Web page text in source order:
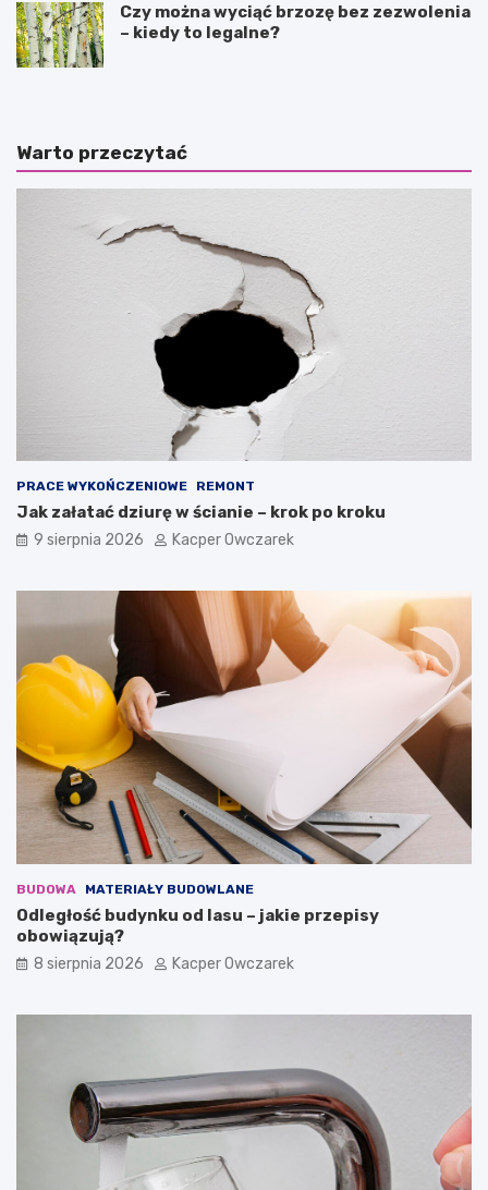
Czy można wyciąć brzozę bez zezwolenia
– kiedy to legalne?
Warto przeczytać
PRACE WYKOŃCZENIOWE REMONT
Jak załatać dziurę w ścianie – krok po kroku
9 sierpnia 2026 Kacper Owczarek
BUDOWA MATERIAŁY BUDOWLANE
Odległość budynku od lasu – jakie przepisy
obowiązują?
8 sierpnia 2026 Kacper Owczarek